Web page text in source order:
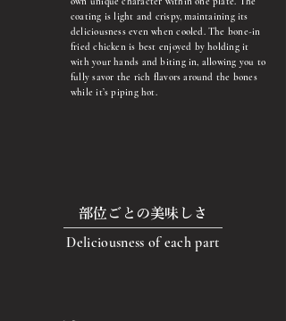
coating is light and crispy, maintaining its
deliciousness even when cooled. The bone-in
fried chicken is best enjoyed by holding it
with your hands and biting in, allowing you to
fully savor the rich flavors around the bones
while it’s piping hot.
部位ごとの美味しさ
Deliciousness of each part